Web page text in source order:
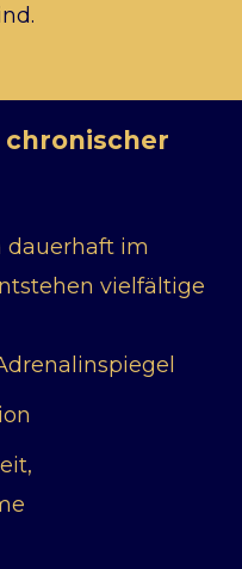
dauerhaft im
vielfältige